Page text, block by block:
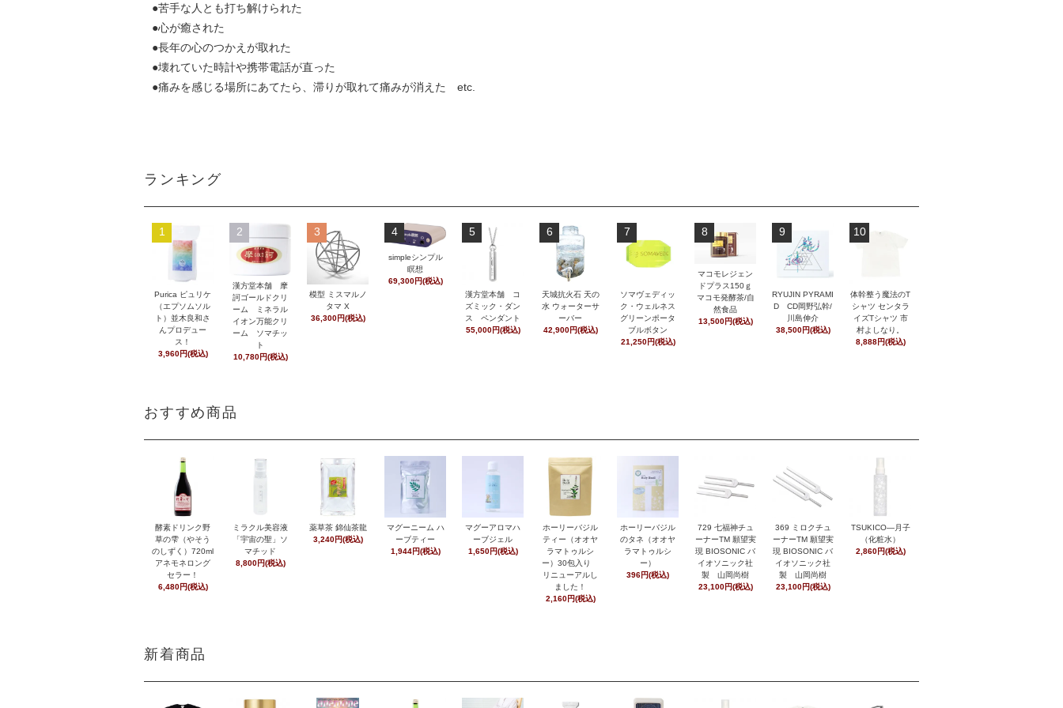
●苦手な人とも打ち解けられた
●心が癒された
●長年の心のつかえが取れた
●壊れていた時計や携帯電話が直った
●痛みを感じる場所にあてたら、滞りが取れて痛みが消えた etc.
ランキング
1
Purica ピュリケ
（エプソムソル
ト）並木良和さ
んプロデュー
ス！
3,960円(税込)
2
漢方堂本舗 摩
訶ゴールドクリ
ーム ミネラル
イオン万能クリ
ーム ソマチッ
ト
10,780円(税込)
3
模型 ミスマルノ
タマ X
36,300円(税込)
4
simpleシンプル
瞑想
69,300円(税込)
5
漢方堂本舗 コ
ズミック・ダン
ス ペンダント
55,000円(税込)
6
天城抗火石 天の
水 ウォーターサ
ーバー
42,900円(税込)
7
ソマヴェディッ
ク・ウェルネス
グリーンポータ
ブルボタン
21,250円(税込)
8
マコモレジェン
ドプラス150ｇ
マコモ発酵茶/自
然食品
13,500円(税込)
9
RYUJIN PYRAMI
D CD岡野弘幹/
川島伸介
38,500円(税込)
10
体幹整う魔法のT
シャツ センタラ
イズTシャツ 市
村よしなり。
8,888円(税込)
おすすめ商品
酵素ドリンク野
草の雫（やそう
のしずく）720ml
アネモネロング
セラー！
6,480円(税込)
ミラクル美容液
「宇宙の聖」ソ
マチッド
8,800円(税込)
薬草茶 錦仙茶龍
3,240円(税込)
マグーニーム ハ
ーブティー
1,944円(税込)
マグーアロマハ
ーブジェル
1,650円(税込)
ホーリーバジル
ティー（オオヤ
ラマトゥルシ
ー）30包入り
リニューアルし
ました！
2,160円(税込)
ホーリーバジル
のタネ（オオヤ
ラマトゥルシ
ー）
396円(税込)
729 七福神チュ
ーナーTM 願望実
現 BIOSONIC バ
イオソニック社
製 山岡尚樹
23,100円(税込)
369 ミロクチュ
ーナーTM 願望実
現 BIOSONIC バ
イオソニック社
製 山岡尚樹
23,100円(税込)
TSUKICO―月子
（化粧水）
2,860円(税込)
新着商品